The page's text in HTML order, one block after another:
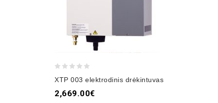
of
XTP 003 elektrodinis drėkintuvas
2,669.00€